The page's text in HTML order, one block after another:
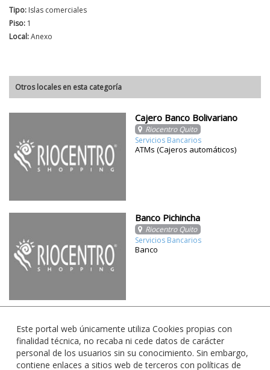
Tipo: Islas comerciales
Piso: 1
Local:Anexo
Otros locales en esta categoría
Cajero Banco Bolivariano
Riocentro Quito
Servicios Bancarios
ATMs (Cajeros automáticos)
Banco Pichincha
Riocentro Quito
Servicios Bancarios
Banco
Este portal web únicamente utiliza Cookies propias con
finalidad técnica, no recaba ni cede datos de carácter
personal de los usuarios sin su conocimiento. Sin embargo,
contiene enlaces a sitios web de terceros con políticas de